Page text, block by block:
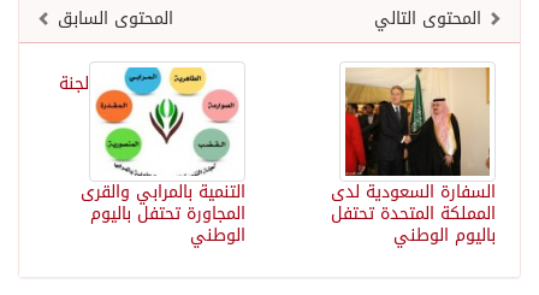
المحتوى السابق
المحتوى التالي
لجنة
التنمية بالمرابي والقرى
المجاورة تحتفل باليوم
الوطني
السفارة السعودية لدى
المملكة المتحدة تحتفل
باليوم الوطني